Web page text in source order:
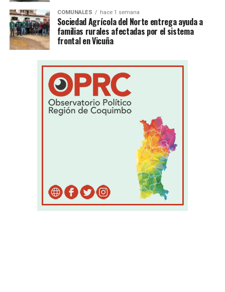
COMUNALES hace 1 semana
Sociedad Agrícola del Norte entrega ayuda a
familias rurales afectadas por el sistema
frontal en Vicuña